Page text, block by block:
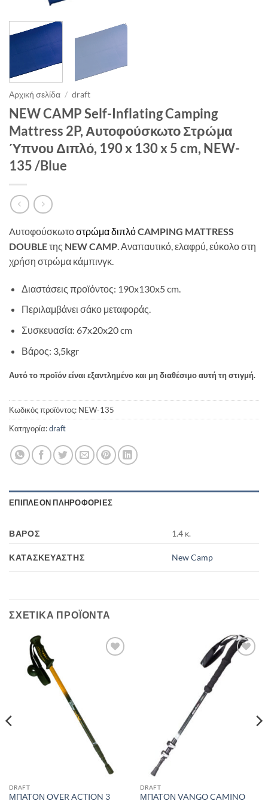
Αρχική σελίδα / draft
NEW CAMP Self-Inflating Camping
Mattress 2P, Αυτοφούσκωτο Στρώμα
Ύπνου Διπλό, 190 x 130 x 5 cm, NEW-
135 /Blue
Aυτοφούσκωτοστρώμα διπλόCAMPING MATTRESS
DOUBLEτης NEW CAMP. Αναπαυτικό, ελαφρύ, εύκολο στη
χρήση στρώμα κάμπινγκ.
Διαστάσεις προϊόντος: 190x130x5 cm.
Περιλαμβάνει σάκο μεταφοράς.
Συσκευασία: 67x20x20 cm
Βάρος: 3,5kgr
Αυτό το προϊόν είναι εξαντλημένο και μη διαθέσιμο αυτή τη στιγμή.
Κωδικός προϊόντος: NEW-135
Κατηγορία:draft
ΕΠΙΠΛΈΟΝ ΠΛΗΡΟΦΟΡΊΕΣ
ΒΆΡΟΣ 1.4 κ.
ΚΑΤΑΣΚΕΥΑΣΤΉΣ New Camp
ΣΧΕΤΙΚΆ ΠΡΟΪΌΝΤΑ
DRAFT
ΜΠΑΤΟΝ OVER ACTION 3
Add to
DRAFT
ΜΠΑΤΟΝ VANGO CAMINO